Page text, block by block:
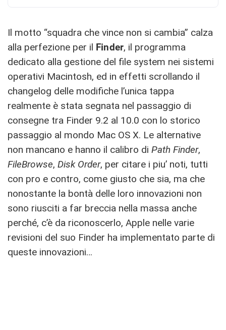
Il motto “squadra che vince non si cambia” calza
alla perfezione per il Finder, il programma
dedicato alla gestione del file system nei sistemi
operativi Macintosh, ed in effetti scrollando il
changelog delle modifiche l’unica tappa
realmente è stata segnata nel passaggio di
consegne tra Finder 9.2 al 10.0 con lo storico
passaggio al mondo Mac OS X. Le alternative
non mancano e hanno il calibro di Path Finder,
FileBrowse, Disk Order, per citare i piu’ noti, tutti
con pro e contro, come giusto che sia, ma che
nonostante la bontà delle loro innovazioni non
sono riusciti a far breccia nella massa anche
perché, c’è da riconoscerlo, Apple nelle varie
revisioni del suo Finder ha implementato parte di
queste innovazioni…